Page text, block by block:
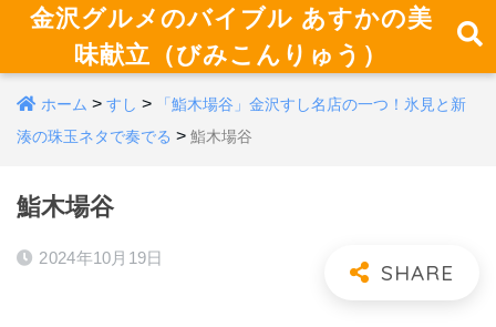
金沢グルメのバイブル あすかの美
味献立（びみこんりゅう）
ホーム > すし >
「鮨木場谷」金沢すし名店の一つ！氷見と新
湊の珠玉ネタで奏でる > 鮨木場谷
鮨木場谷
2024年10月19日